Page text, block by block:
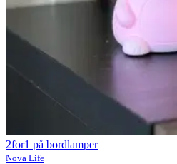
2for1 på bordlamper
Nova Life